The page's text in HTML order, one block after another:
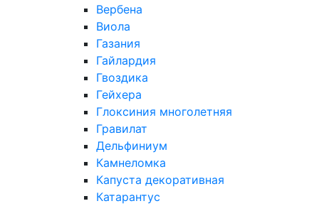
Вербена
Виола
Газания
Гайлардия
Гвоздика
Гейхера
Глоксиния многолетняя
Гравилат
Дельфиниум
Камнеломка
Капуста декоративная
Катарантус